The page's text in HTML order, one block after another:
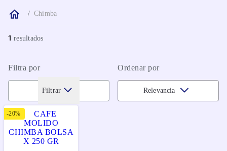
Chimba
1
Filtra por Ordenar por
Filtrar Relevancia
-20%